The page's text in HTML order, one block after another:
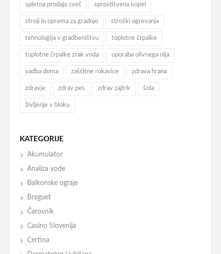
spletna prodaja sveč sprostitvena kopel
stroji in oprema za gradnjo stroški ogrevanja
tehnologija v gradbeništvu toplotne črpalke
toplotne črpalke zrak voda uporaba olivnega olja
vadba doma zaščitne rokavice zdrava hrana
zdravje zdrav pes zdrav zajtrk šola
življenje v bloku
KATEGORIJE
Akumulator
Analiza vode
Balkonske ograje
Breguet
Čarovnik
Casino Slovenija
Certina